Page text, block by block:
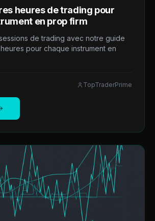
heures de trading pour
en prop firm
de trading avec notre guide
pour chaque instrument en
TopTraderPrime